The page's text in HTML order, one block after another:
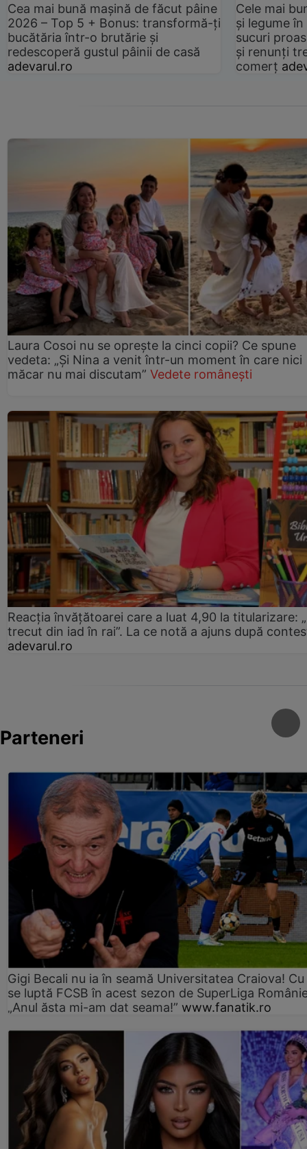
Cea mai bună mașină de făcut pâine
2026 – Top 5 + Bonus: transformă-ți
bucătăria într-o brutărie și
redescoperă gustul pâinii de casă
adevarul.ro
Cele mai
și legume
sucuri
și renunți
comerț
Laura Cosoi nu se oprește la cinci copii? Ce spune
vedeta: „Și Nina a venit într-un moment în care nici
măcar nu mai discutam” Vedete românești
Reacția învățătoarei care a luat 4,90 la titularizare:
trecut din iad în rai”. La ce notă a ajuns după
adevarul.ro
Parteneri
Gigi Becali nu ia în seamă Universitatea Craiova!
se luptă FCSB în acest sezon de SuperLiga
„Anul ăsta mi-am dat seama!” www.fanatik.ro